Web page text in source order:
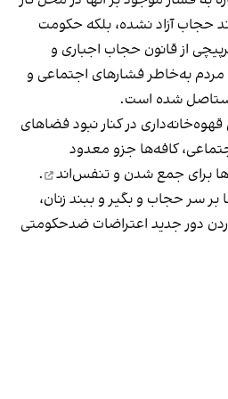
حجاب آزاد نشده، بلکه حکومت
از قانون حجاب اجباری و
به‌خاطر فشارهای اجتماعی و
شده است.
در کنار نبود فضاهای
کافه‌ها جزو معدود
برای جمع شدن و تنفس‌اند
.
بر سر حجاب و بگیر و ببند زنان،
دور جدید اعتراضات ضدحکومتی